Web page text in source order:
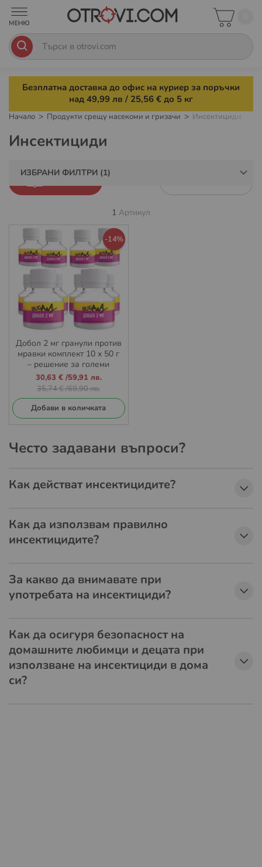
Безплатна доставка до офис на куриер за поръчки
над 49,99 лв / 25,56 € до 5 кг
Начало Продукти срещу насекоми и гризачи Инсектициди
Инсектициди
1 Артикул
-14%
Добол 2 мг гранули против
мравки комплект 10 x 50 г
– решение за големи
площи
Промо
цена
30,63 €/59,91 лв.
35,74 €/69,90 лв.
Добави в количката
Често задавани въпроси?
Как действат инсектицидите?
Как да използвам правилно
инсектицидите?
За какво да внимавате при
употребата на инсектициди?
Как да осигуря безопасност на
домашните любимци и децата при
използване на инсектициди в дома
си?
ИЗБРАНИ ФИЛТРИ